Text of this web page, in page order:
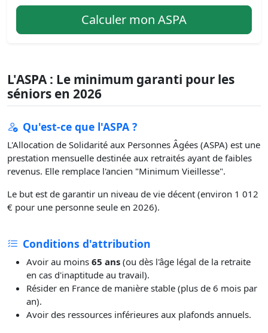
Calculer mon ASPA
L'ASPA : Le minimum garanti pour les
séniors en 2026
Qu'est-ce que l'ASPA ?
L'Allocation de Solidarité aux Personnes Âgées (ASPA) est une
prestation mensuelle destinée aux retraités ayant de faibles
revenus. Elle remplace l'ancien "Minimum Vieillesse".
Le but est de garantir un niveau de vie décent (environ 1 012
€ pour une personne seule en 2026).
Conditions d'attribution
Avoir au moins 65 ans (ou dès l'âge légal de la retraite
en cas d'inaptitude au travail).
Résider en France de manière stable (plus de 6 mois par
an).
Avoir des ressources inférieures aux plafonds annuels.